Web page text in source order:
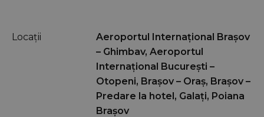
Locații
Aeroportul Internațional Brașov
– Ghimbav, Aeroportul
Internațional București –
Otopeni, Braşov – Oraș, Braşov –
Predare la hotel, Galați, Poiana
Braşov